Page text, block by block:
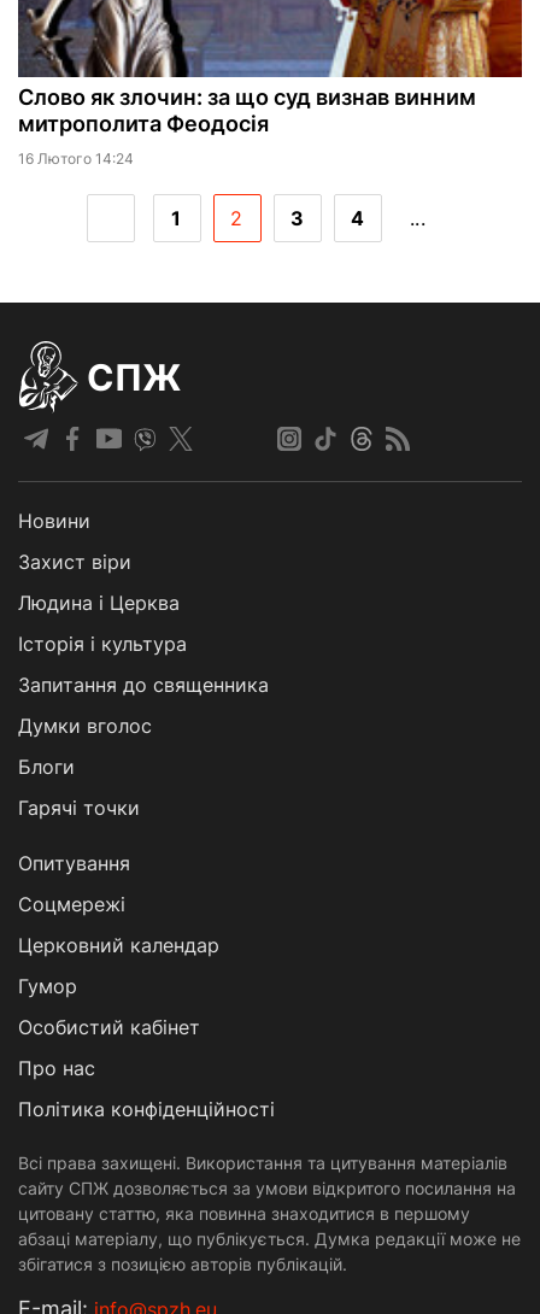
Слово як злочин: за що суд визнав винним
митрополита Феодосія
16 Лютого 14:24
1 2 3 4 ...
СПЖ
Новини
Захист віри
Людина і Церква
Історія і культура
Запитання до священника
Думки вголос
Блоги
Гарячі точки
Опитування
Соцмережі
Церковний календар
Гумор
Особистий кабінет
Про нас
Політика конфіденційності
Всі права захищені. Використання та цитування матеріалів
сайту СПЖ дозволяється за умови відкритого посилання на
цитовану статтю, яка повинна знаходитися в першому
абзаці матеріалу, що публікується. Думка редакції може не
збігатися з позицією авторів публікацій.